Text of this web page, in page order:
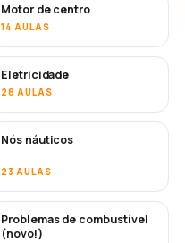
Motor de centro
14 AULAS
Eletricidade
28 AULAS
Nós náuticos
23 AULAS
Problemas de combustível
(novo!)